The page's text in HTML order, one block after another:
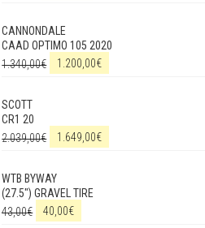
CANNONDALE
CAAD OPTIMO 105 2020
1.340,00€ 1.200,00€
SCOTT
CR1 20
2.039,00€ 1.649,00€
WTB BYWAY
(27.5") GRAVEL TIRE
43,00€ 40,00€